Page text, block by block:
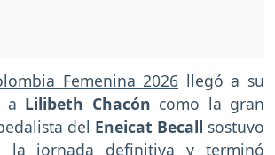
Femenina 2026 llegó a su
a Lilibeth Chacón como la gran
del Eneicat Becall sostuvo
la jornada definitiva y terminó